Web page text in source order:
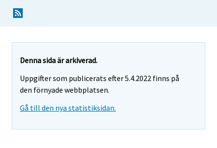
Denna sida är arkiverad.
Uppgifter som publicerats efter 5.4.2022 finns på
den förnyade webbplatsen.
Gå till den nya statistiksidan.